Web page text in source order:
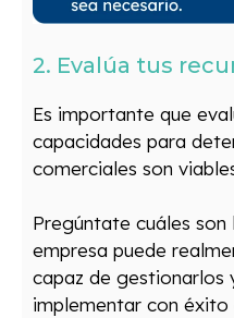
2. Evalúa tus
Es importante que
capacidades para
comerciales son
Pregúntate cuáles son
empresa puede
capaz de gestionarlos
implementar con éxito